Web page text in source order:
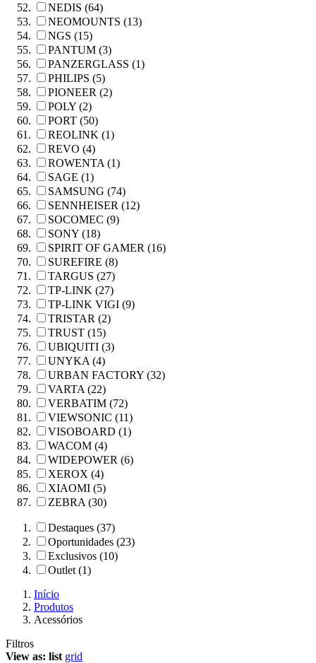
NEDIS (64)
NEOMOUNTS (13)
NGS (15)
PANTUM (3)
PANZERGLASS (1)
PHILIPS (5)
PIONEER (2)
POLY (2)
PORT (50)
REOLINK (1)
REVO (4)
ROWENTA (1)
SAGE (1)
SAMSUNG (74)
SENNHEISER (12)
SOCOMEC (9)
SONY (18)
SPIRIT OF GAMER (16)
SUREFIRE (8)
TARGUS (27)
TP-LINK (27)
TP-LINK VIGI (9)
TRISTAR (2)
TRUST (15)
UBIQUITI (3)
UNYKA (4)
URBAN FACTORY (32)
VARTA (22)
VERBATIM (72)
VIEWSONIC (11)
VISOBOARD (1)
WACOM (4)
WIDEPOWER (6)
XEROX (4)
XIAOMI (5)
ZEBRA (30)
Destaques (37)
Oportunidades (23)
Exclusivos (10)
Outlet (1)
Início
Produtos
Acessórios
Filtros
View as: list grid